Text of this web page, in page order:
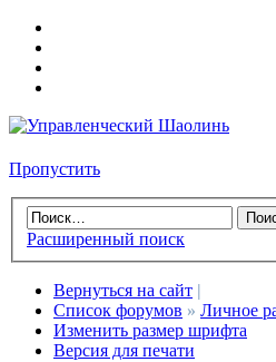
Пропустить
Расширенный поиск
Вернуться на сайт |
Список форумов » Личное
Изменить размер шрифта
Версия для печати